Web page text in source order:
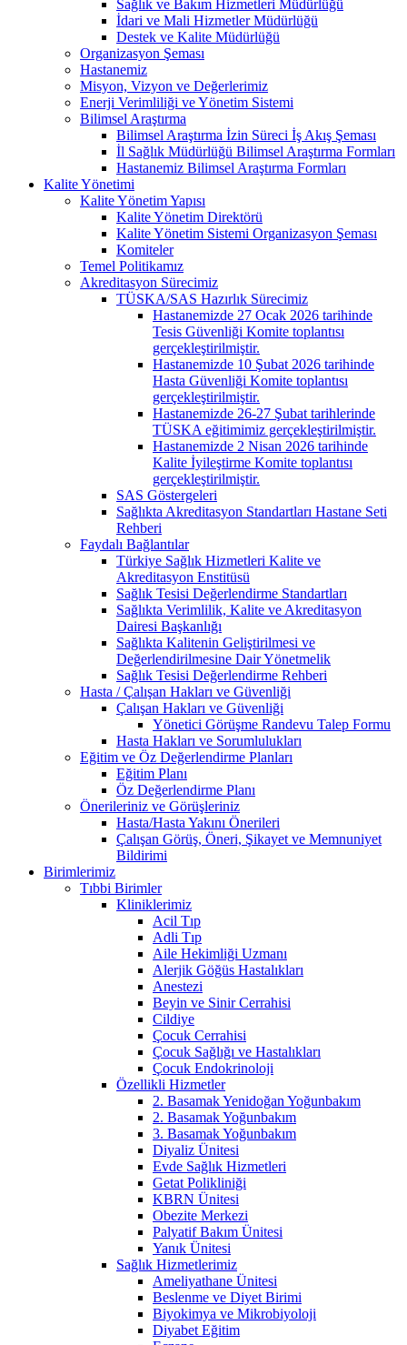
Sağlık ve Bakım Hizmetleri Müdürlüğü
İdari ve Mali Hizmetler Müdürlüğü
Destek ve Kalite Müdürlüğü
Organizasyon Şeması
Hastanemiz
Misyon, Vizyon ve Değerlerimiz
Enerji Verimliliği ve Yönetim Sistemi
Bilimsel Araştırma
Bilimsel Araştırma İzin Süreci İş Akış Şeması
İl Sağlık Müdürlüğü Bilimsel Araştırma Formları
Hastanemiz Bilimsel Araştırma Formları
Kalite Yönetimi
Kalite Yönetim Yapısı
Kalite Yönetim Direktörü
Kalite Yönetim Sistemi Organizasyon Şeması
Komiteler
Temel Politikamız
Akreditasyon Sürecimiz
TÜSKA/SAS Hazırlık Sürecimiz
Hastanemizde 27 Ocak 2026 tarihinde
Tesis Güvenliği Komite toplantısı
gerçekleştirilmiştir.
Hastanemizde 10 Şubat 2026 tarihinde
Hasta Güvenliği Komite toplantısı
gerçekleştirilmiştir.
Hastanemizde 26-27 Şubat tarihlerinde
TÜSKA eğitimimiz gerçekleştirilmiştir.
Hastanemizde 2 Nisan 2026 tarihinde
Kalite İyileştirme Komite toplantısı
gerçekleştirilmiştir.
SAS Göstergeleri
Sağlıkta Akreditasyon Standartları Hastane Seti
Rehberi
Faydalı Bağlantılar
Türkiye Sağlık Hizmetleri Kalite ve
Akreditasyon Enstitüsü
Sağlık Tesisi Değerlendirme Standartları
Sağlıkta Verimlilik, Kalite ve Akreditasyon
Dairesi Başkanlığı
Sağlıkta Kalitenin Geliştirilmesi ve
Değerlendirilmesine Dair Yönetmelik
Sağlık Tesisi Değerlendirme Rehberi
Hasta / Çalışan Hakları ve Güvenliği
Çalışan Hakları ve Güvenliği
Yönetici Görüşme Randevu Talep Formu
Hasta Hakları ve Sorumlulukları
Eğitim ve Öz Değerlendirme Planları
Eğitim Planı
Öz Değerlendirme Planı
Önerileriniz ve Görüşleriniz
Hasta/Hasta Yakını Önerileri
Çalışan Görüş, Öneri, Şikayet ve Memnuniyet
Bildirimi
Birimlerimiz
Tıbbi Birimler
Kliniklerimiz
Acil Tıp
Adli Tıp
Aile Hekimliği Uzmanı
Alerjik Göğüs Hastalıkları
Anestezi
Beyin ve Sinir Cerrahisi
Cildiye
Çocuk Cerrahisi
Çocuk Sağlığı ve Hastalıkları
Çocuk Endokrinoloji
Özellikli Hizmetler
2. Basamak Yenidoğan Yoğunbakım
2. Basamak Yoğunbakım
3. Basamak Yoğunbakım
Diyaliz Ünitesi
Evde Sağlık Hizmetleri
Getat Polikliniği
KBRN Ünitesi
Obezite Merkezi
Palyatif Bakım Ünitesi
Yanık Ünitesi
Sağlık Hizmetlerimiz
Ameliyathane Ünitesi
Beslenme ve Diyet Birimi
Biyokimya ve Mikrobiyoloji
Diyabet Eğitim